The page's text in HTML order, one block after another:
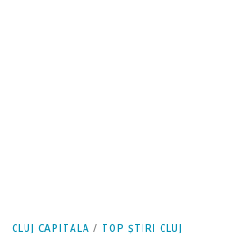
CLUJ CAPITALA / TOP ȘTIRI CLUJ